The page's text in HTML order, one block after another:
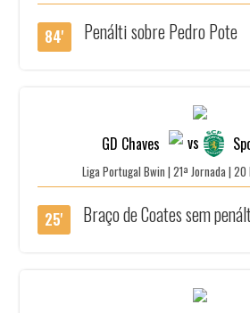
84' Penálti sobre Pedro Pote
GD Chaves vs
Liga Portugal Bwin | 21ª Jornada |
25' Braço de Coates sem